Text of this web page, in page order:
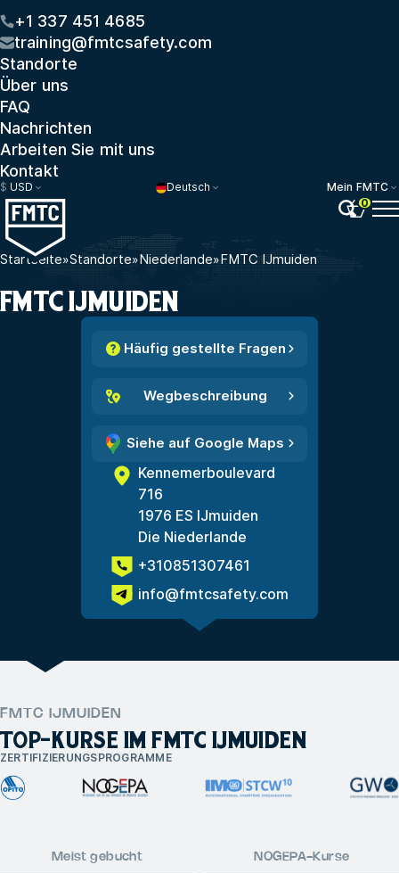
+1 337 451 4685
training@fmtcsafety.com
Standorte
Über uns
FAQ
Nachrichten
Arbeiten Sie mit uns
Kontakt
$ USD Deutsch
Mein FMTC
0
Startseite»Standorte»Niederlande»FMTC IJmuiden
FMTC IJMUIDEN
Häufig gestellte Fragen
Wegbeschreibung
Siehe auf Google Maps
Kennemerboulevard
716
1976 ES IJmuiden
Die Niederlande
+310851307461
info@fmtcsafety.com
FMTC IJMUIDEN
TOP-KURSE IM FMTC IJMUIDEN
ZERTIFIZIERUNGSPROGRAMME
Meist gebucht NOGEPA-Kurse